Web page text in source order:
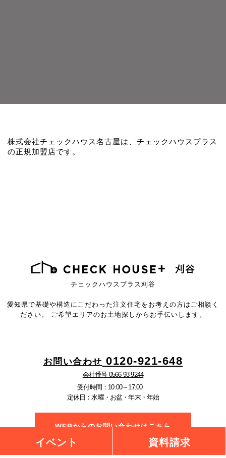
株式会社チェックハウス名古屋は、チェックハウスプラス
の正規加盟店です。
チェックハウスプラス刈谷
愛知県で基礎や構造にこだわった注文住宅を お考えの方はご相談く
ださい。
ご希望エリアのお土地探しからお手伝いします。
お問い合わせ 0120-921-648
会社番号 0566-93-9244
受付時間：10:00～17:00
定休日：水曜・お盆・年末・年始
WEBからのお問い合わせはこちら
イベント 資料請求